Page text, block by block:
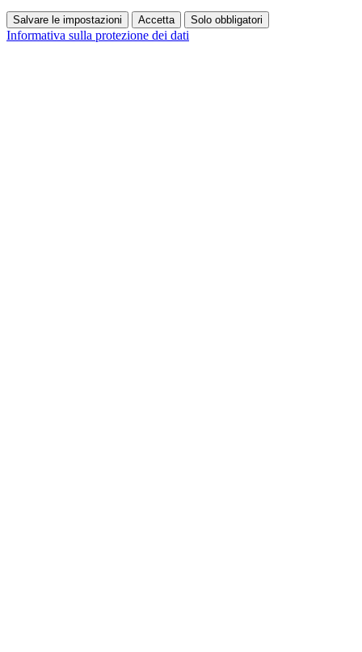
Salvare le impostazioni Accetta Solo obbligatori
Informativa sulla protezione dei dati